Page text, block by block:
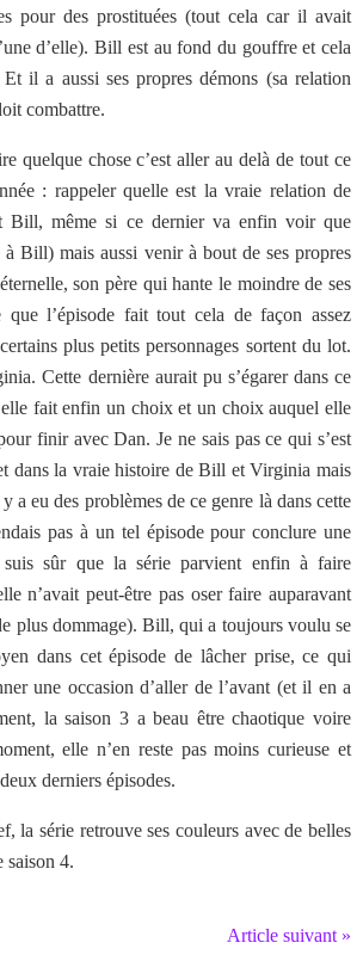
pour des prostituées (tout cela car il avait
d’elle). Bill est au fond du gouffre et cela
il a aussi ses propres démons (sa relation
combattre.
quelque chose c’est aller au delà de tout ce
: rappeler quelle est la vraie relation de
Bill, même si ce dernier va enfin voir que
à Bill) mais aussi venir à bout de ses propres
son père qui hante le moindre de ses
que l’épisode fait tout cela de façon assez
plus petits personnages sortent du lot.
Cette dernière aurait pu s’égarer dans ce
fait enfin un choix et un choix auquel elle
finir avec Dan. Je ne sais pas ce qui s’est
dans la vraie histoire de Bill et Virginia mais
a eu des problèmes de ce genre là dans cette
pas à un tel épisode pour conclure une
sûr que la série parvient enfin à faire
n’avait peut-être pas oser faire auparavant
plus dommage). Bill, qui a toujours voulu se
dans cet épisode de lâcher prise, ce qui
une occasion d’aller de l’avant (et il en a
la saison 3 a beau être chaotique voire
elle n’en reste pas moins curieuse et
derniers épisodes.
la série retrouve ses couleurs avec de belles
saison 4.
Article suivant »